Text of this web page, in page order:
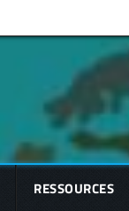
RESSOURCES